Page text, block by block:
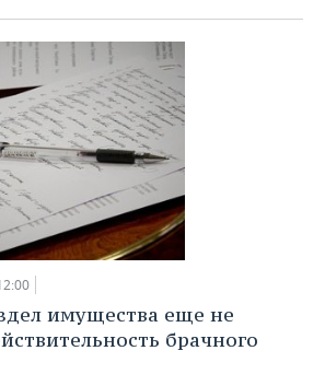
имущества еще не
брачного